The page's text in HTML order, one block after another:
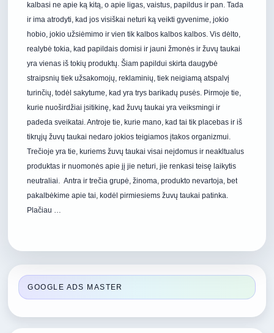
kalbasi ne apie ką kitą, o apie ligas, vaistus, papildus ir pan. Tada
ir ima atrodyti, kad jos visiškai neturi ką veikti gyvenime, jokio
hobio, jokio užsiėmimo ir vien tik kalbos kalbos kalbos. Vis dėlto,
realybė tokia, kad papildais domisi ir jauni žmonės ir žuvų taukai
yra vienas iš tokių produktų. Šiam papildui skirta daugybė
straipsnių tiek užsakomojų, reklaminių, tiek neigiamą atspalvį
turinčių, todėl sakytume, kad yra trys barikadų pusės. Pirmoje tie,
kurie nuoširdžiai įsitikinę, kad žuvų taukai yra veiksmingi ir
padeda sveikatai. Antroje tie, kurie mano, kad tai tik placebas ir iš
tikrųjų žuvų taukai nedaro jokios teigiamos įtakos organizmui.
Trečioje yra tie, kuriems žuvų taukai visai neįdomus ir neakltualus
produktas ir nuomonės apie jį jie neturi, jie renkasi teisę laikytis
neutraliai. Antra ir trečia grupė, žinoma, produkto nevartoja, bet
pakalbėkime apie tai, kodėl pirmiesiems žuvų taukai patinka.
Plačiau …
GOOGLE ADS MASTER